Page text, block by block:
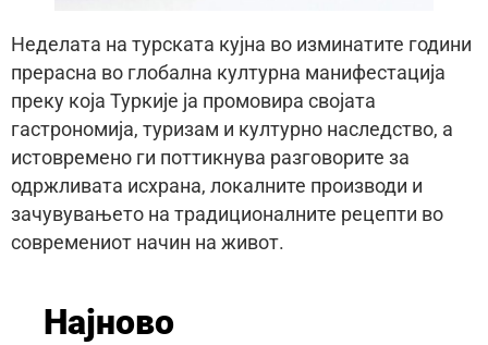
Неделата на турската кујна во изминатите години
прерасна во глобална културна манифестација
преку која Туркије ја промовира својата
гастрономија, туризам и културно наследство, а
истовремено ги поттикнува разговорите за
одржливата исхрана, локалните производи и
зачувувањето на традиционалните рецепти во
современиот начин на живот.
Најново